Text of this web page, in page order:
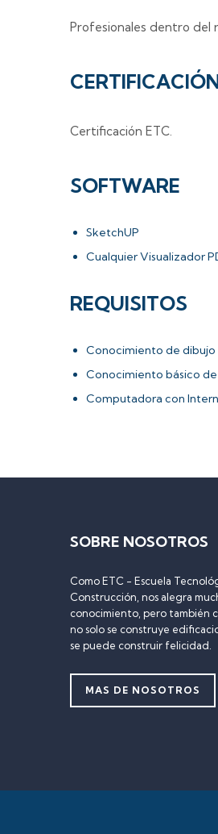
Profesionales dentro del
Certificación ETC.
SOFTWARE
SketchUP
Cualquier Visualizador
REQUISITOS
Conocimiento de dibujo
Conocimiento básico
Computadora con
SOBRE NOSOTROS
Como ETC - Escuela
Construcción, nos alegra
conocimiento, pero también
no solo se construye
se puede construir felicidad.
MAS DE NOSOTROS